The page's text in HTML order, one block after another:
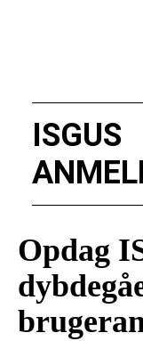
ISGUS
Opdag